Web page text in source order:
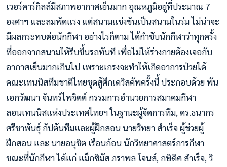
เวอร์คาร์กิลล์มีสภาพอากาศเย็นมาก อุณหภูมิอยู่ที่ประมาณ 7
องศาฯ และลมพัดแรง แต่สนามแข่งขันเป็นสนามในร่ม ไม่น่าจะ
มีผลกระทบต่อนักกีฬา อย่างไรก็ตาม ได้กำชับนักกีฬาว่าทุกครั้ง
ที่ออกจากสนามให้รีบขึ้นรถทันที เพื่อไม่ให้ร่างกายต้องเจอกับ
อากาศเย็นมากเกินไป เพราะเกรงจะทำให้เกิดอาการป่วยได้
คณะเทนนิสทีมชาติไทยชุดสู้ศึกเดวิสคัพครั้งนี้ ประกอบด้วย พัน
เอกวัฒนา จันทร์ไพจิตต์ กรรมการอำนวยการสมาคมกีฬา
ลอนเทนนิสแห่งประเทศไทยฯ ในฐานะผู้จัดการทีม, ดร.ธนากร
ศรีชาพันธุ์ กัปตันทีมและผู้ฝึกสอน นายวิทยา สำเร็จ ผู้ช่วยผู้
ฝึกสอน และ นายอนุชิต เรือนก้อน นักวิทยาศาสตร์การกีฬา
ขณะที่นักกีฬา ได้แก่ แม็กซิมัส ภราพล โจนส์, กษิดิศ สำเร็จ, วิ